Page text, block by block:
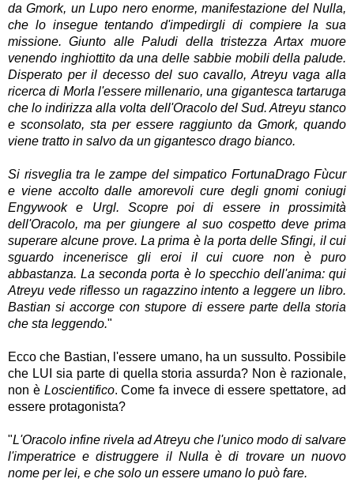
da Gmork, un Lupo nero enorme, manifestazione del Nulla,
che lo insegue tentando d'impedirgli di compiere la sua
missione. Giunto alle Paludi della tristezza Artax muore
venendo inghiottito da una delle sabbie mobili della palude.
Disperato per il decesso del suo cavallo, Atreyu vaga alla
ricerca di Morla l'essere millenario, una gigantesca tartaruga
che lo indirizza alla volta dell'Oracolo del Sud. Atreyu stanco
e sconsolato, sta per essere raggiunto da Gmork, quando
viene tratto in salvo da un gigantesco drago bianco.
Si risveglia tra le zampe del simpatico FortunaDrago Fùcur
e viene accolto dalle amorevoli cure degli gnomi coniugi
Engywook e Urgl. Scopre poi di essere in prossimità
dell'Oracolo, ma per giungere al suo cospetto deve prima
superare alcune prove. La prima è la porta delle Sfingi, il cui
sguardo incenerisce gli eroi il cui cuore non è puro
abbastanza. La seconda porta è lo specchio dell'anima: qui
Atreyu vede riflesso un ragazzino intento a leggere un libro.
Bastian si accorge con stupore di essere parte della storia
che sta leggendo."
Ecco che Bastian, l'essere umano, ha un sussulto. Possibile
che LUI sia parte di quella storia assurda? Non è razionale,
non è Loscientifico. Come fa invece di essere spettatore, ad
essere protagonista?
"L'Oracolo infine rivela ad Atreyu che l'unico modo di salvare
l'imperatrice e distruggere il Nulla è di trovare un nuovo
nome per lei, e che solo un essere umano lo può fare.